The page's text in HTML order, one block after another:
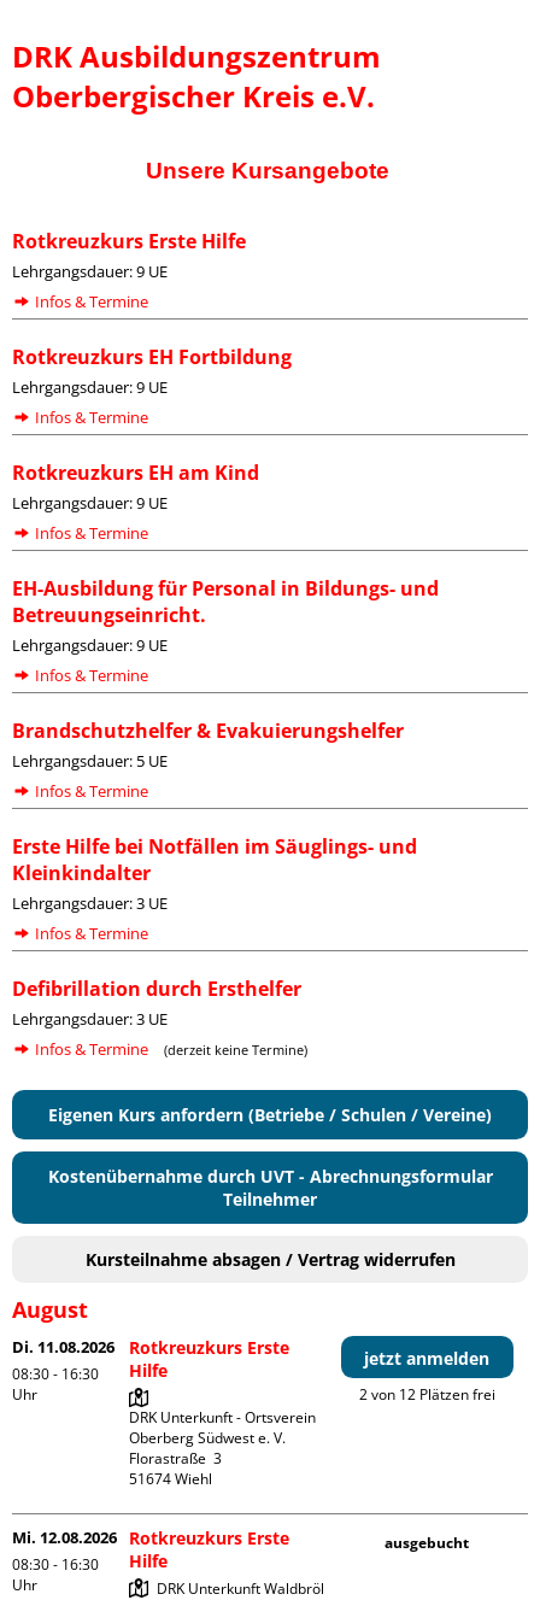
DRK Ausbildungszentrum
Oberbergischer Kreis e.V.
Unsere Kursangebote
Rotkreuzkurs Erste Hilfe
Lehrgangsdauer: 9 UE
Infos & Termine
Rotkreuzkurs EH Fortbildung
Lehrgangsdauer: 9 UE
Infos & Termine
Rotkreuzkurs EH am Kind
Lehrgangsdauer: 9 UE
Infos & Termine
EH-Ausbildung für Personal in Bildungs- und
Betreuungseinricht.
Lehrgangsdauer: 9 UE
Infos & Termine
Brandschutzhelfer & Evakuierungshelfer
Lehrgangsdauer: 5 UE
Infos & Termine
Erste Hilfe bei Notfällen im Säuglings- und
Kleinkindalter
Lehrgangsdauer: 3 UE
Infos & Termine
Defibrillation durch Ersthelfer
Lehrgangsdauer: 3 UE
Infos & Termine
(derzeit keine Termine)
Eigenen Kurs anfordern (Betriebe / Schulen / Vereine)
Kostenübernahme durch UVT - Abrechnungsformular
Teilnehmer
Kursteilnahme absagen / Vertrag widerrufen
August
Di. 11.08.2026
08:30 - 16:30
Uhr
Rotkreuzkurs Erste
Hilfe
DRK Unterkunft - Ortsverein
Oberberg Südwest e. V.
Florastraße  3
jetzt anmelden
2 von 12 Plätzen frei
Mi. 12.08.2026
08:30 - 16:30
Uhr
Rotkreuzkurs Erste
Hilfe
DRK Unterkunft Waldbröl
ausgebucht